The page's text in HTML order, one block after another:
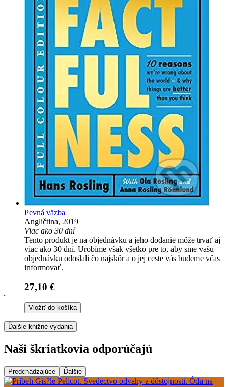
Pevná väzba
Angličtina, 2019
Viac ako 30 dní
Tento produkt je na objednávku a jeho dodanie môže trvať aj
viac ako 30 dní. Urobíme však všetko pre to, aby sme vašu
objednávku odoslali čo najskôr a o jej ceste vás budeme včas
informovať.
27,10 €
Vložiť do košíka
Ďalšie knižné vydania
Naši škriatkovia odporúčajú
Predchádzajúce Ďalšie